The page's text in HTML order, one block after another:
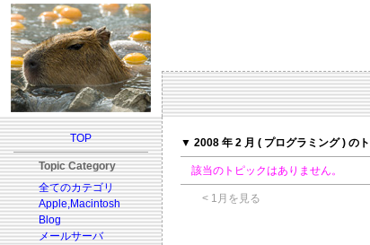
TOP
Topic Category
全てのカテゴリ
Apple,Macintosh
Blog
メールサーバ
▼ 2008 年 2 月 ( プログラミング ) の
該当のトピックはありません。
< 1月を見る